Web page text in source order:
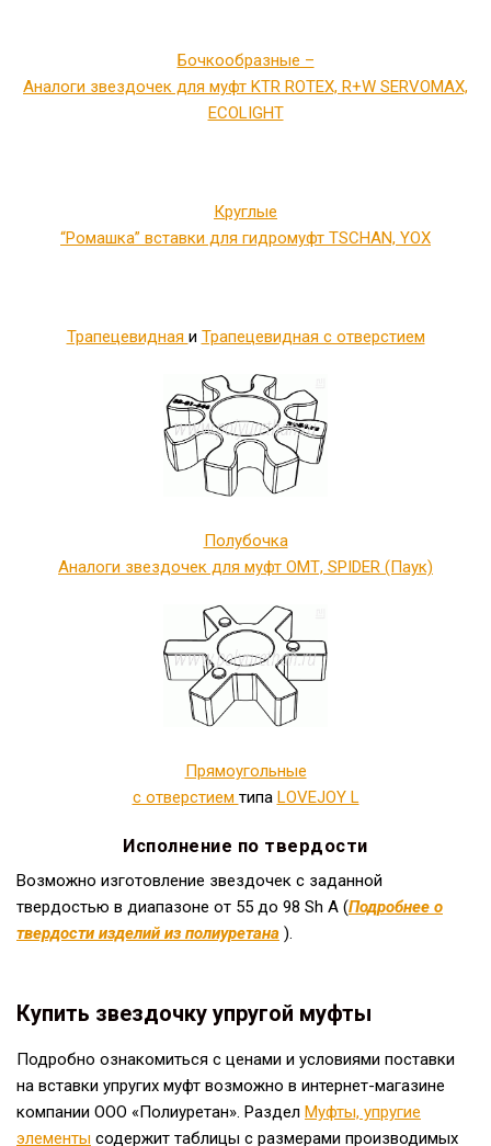
Бочкообразные –
Аналоги звездочек для муфт KTR ROTEX, R+W SERVOMAX,
ECOLIGHT
Круглые
“Ромашка” вставки для гидромуфт TSCHAN, YOX
Трапецевидная и Трапецевидная с отверстием
Полубочка
Аналоги звездочек для муфт ОМТ, SPIDER (Паук)
Прямоугольные
с отверстием типа LOVEJOY L
Исполнение по твердости
Возможно изготовление звездочек с заданной
твердостью в диапазоне от 55 до 98 Sh A (Подробнее о
твердости изделий из полиуретана ).
Купить звездочку упругой муфты
Подробно ознакомиться с ценами и условиями поставки
на вставки упругих муфт возможно в интернет-магазине
компании ООО «Полиуретан». Раздел Муфты, упругие
элементы содержит таблицы с размерами производимых